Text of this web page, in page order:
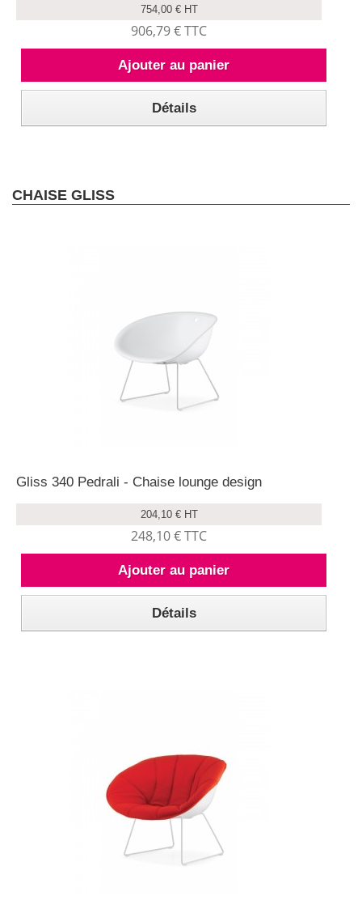
754,00 € HT
906,79 € TTC
Ajouter au panier
Détails
CHAISE GLISS
Gliss 340 Pedrali - Chaise lounge design
204,10 € HT
248,10 € TTC
Ajouter au panier
Détails